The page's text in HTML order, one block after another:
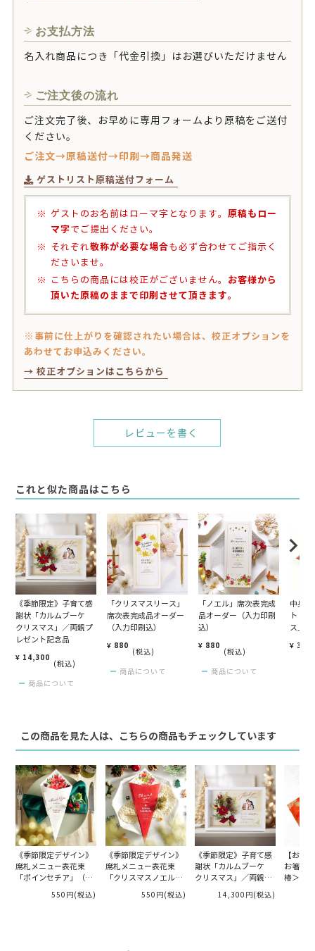
お支払方法
名入れ商品につき「代金引換」はお選びいただけません
ご注文後の流れ
ご注文完了後、お早めに専用フォームより原稿をご送付
ください。
ご注文→原稿送付→印刷→商品発送
ゲストリスト原稿送付フォーム
ゲストのお名前はローマ字となります。 原稿もロー
マ字でご提出ください。
それぞれ敬称が必要な場合も必ず合わせてご指示く
ださいませ。
こちらの商品には校正がございません。 お客様から
頂いた原稿のままで印刷させて頂きます。
※事前に仕上がりを確認されたい場合は、校正オプションを
あわせてお申込みください。
→ 校正オプションはこちらから
レビューを書く
これと似た商品はこちら
《季節限定》子育て感
謝状「カルムブーケ
クリスマス」／両親プ
レゼント記念品
¥ 14,300
税込
商品について
「クリスマスリース」
席次表完成品オーダー
（入力印刷込）
¥ 880
税込
商品について
「ノエル」席次表完成
品オーダー（入力印刷
込）
¥ 880
税込
商品について
中身
ト「
ス」
¥ 385
この商品を見た人は、こちらの商品もチェックしています
《季節限定デザイン》
席札メニュー表花束
「ポインセチア」（１
550円(税込)
《季節限定デザイン》
席札メニュー表花束
「クリスマスノエル」
550円(税込)
《季節限定》子育て感
謝状「カルムブーケ
クリスマス」／両親プ
14,300円(税込)
【お箸
お箸＆
椿＞吉